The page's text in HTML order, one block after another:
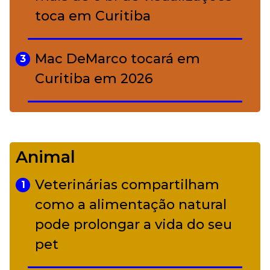
toca em Curitiba
3
Mac DeMarco tocará em
Curitiba em 2026
Camerata tem repertório
diverso a partir de R$ 17
Adriana Calcanhotto retoma
alter ego infantil para show em
Curitiba
Animal
1
Veterinárias compartilham
como a alimentação natural
pode prolongar a vida do seu
pet